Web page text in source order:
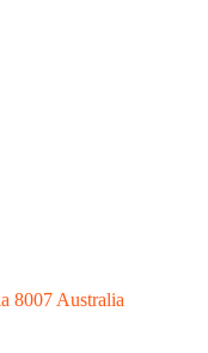
8007 Australia